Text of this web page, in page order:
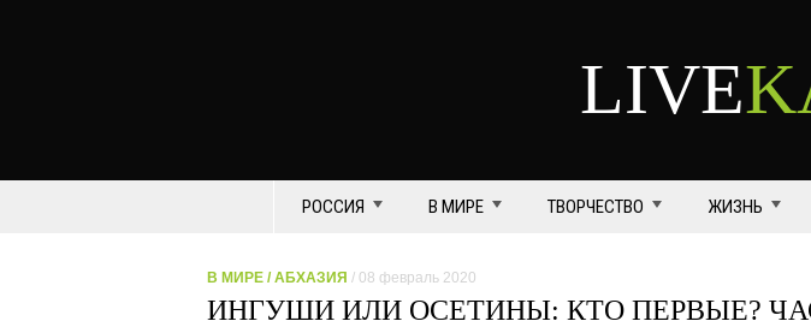
LIVE
РОССИЯ В МИРЕ ТВОРЧЕСТВО ЖИЗНЬ
В МИРЕ /АБХАЗИЯ / 08 февраль 2020
ИНГУШИ ИЛИ ОСЕТИНЫ: КТО ПЕРВЫЕ?